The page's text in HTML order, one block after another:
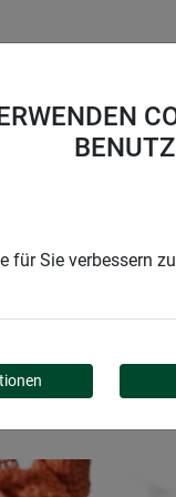
für Sie verbessern